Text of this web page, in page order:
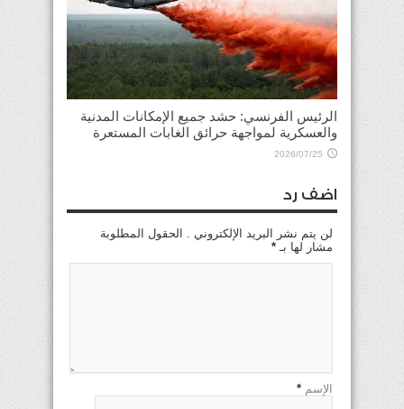
الرئيس الفرنسي: حشد جميع الإمكانات المدنية
والعسكرية لمواجهة حرائق الغابات المستعرة
2026/07/25
اضف رد
لن يتم نشر البريد الإلكتروني . الحقول المطلوبة
مشار لها بـ *
الإسم *